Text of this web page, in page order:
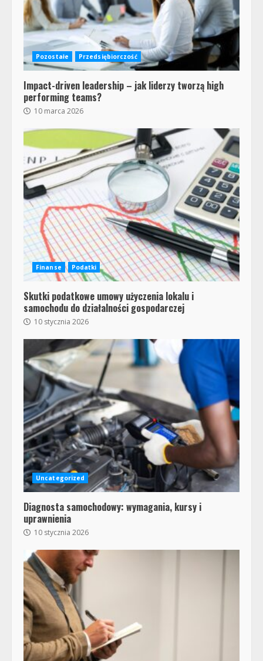
Pozostałe Przedsiębiorczość
Impact-driven leadership – jak liderzy tworzą high
performing teams?
10 marca 2026
Finanse Podatki
Skutki podatkowe umowy użyczenia lokalu i
samochodu do działalności gospodarczej
10 stycznia 2026
Uncategorized
Diagnosta samochodowy: wymagania, kursy i
uprawnienia
10 stycznia 2026